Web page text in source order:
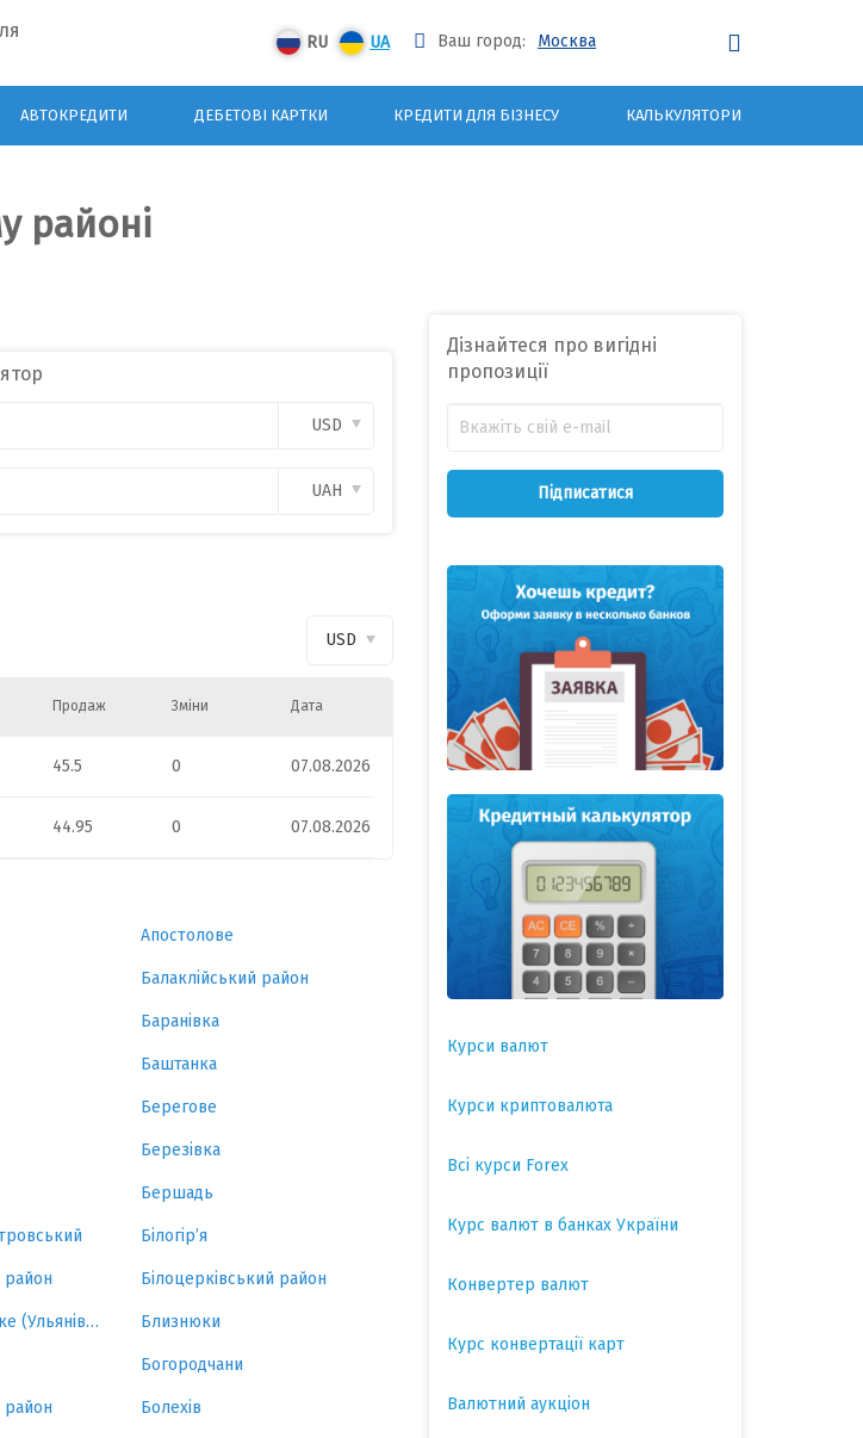
RU UA Ваш город: Москва
АВТОКРЕДИТИ ДЕБЕТОВІ КАРТКИ КРЕДИТИ ДЛЯ БІЗНЕСУ КАЛЬКУЛЯТОРИ
районі
USD
UAH
USD
Продаж Зміни Дата
45.5 0 07.08.2026
44.95 0 07.08.2026
Апостолове
Балаклійський район
Баранівка
Баштанка
Берегове
Березівка
Бершадь
Білогір’я
район Білоцерківський район
Благовіщенське (Ульянівка) Близнюки
Богородчани
район Болехів
Дізнайтеся про вигідні
пропозиції
Підписатися
Курси валют
Курси криптовалюта
Всі курси Forex
Курс валют в банках України
Конвертер валют
Курс конвертації карт
Валютний аукціон